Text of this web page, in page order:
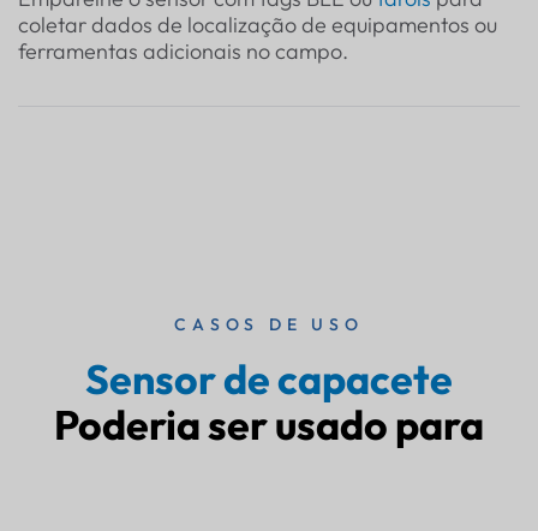
coletar dados de localização de equipamentos ou
ferramentas adicionais no campo.
CASOS DE USO
Sensor de capacete
Poderia ser usado para